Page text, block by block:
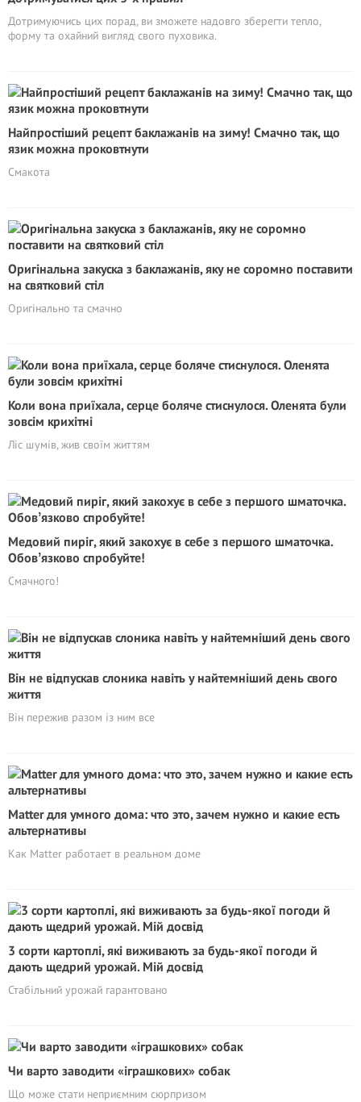
Дотримуючись цих порад, ви зможете надовго зберегти тепло,
форму та охайний вигляд свого пуховика.
Найпростіший рецепт баклажанів на зиму! Смачно так, що
язик можна проковтнути
Смакота
Оригінальна закуска з баклажанів, яку не соромно поставити
на святковий стіл
Оригінально та смачно
Коли вона приїхала, серце боляче стиснулося. Оленята були
зовсім крихітні
Ліс шумів, жив своїм життям
Медовий пиріг, який закохує в себе з першого шматочка.
Обовʼязково спробуйте!
Смачного!
Він не відпускав слоника навіть у найтемніший день свого
життя
Він пережив разом із ним все
Matter для умного дома: что это, зачем нужно и какие есть
альтернативы
Как Matter работает в реальном доме
3 сорти картоплі, які виживають за будь-якої погоди й
дають щедрий урожай. Мій досвід
Стабільний урожай гарантовано
Чи варто заводити «іграшкових» собак
Що може стати неприємним сюрпризом